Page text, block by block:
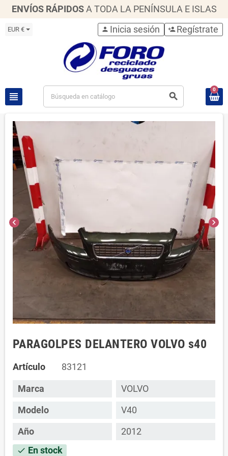
ENVÍOS RÁPIDOS A TODA LA PENÍNSULA E ISLAS
EUR €
view_headline search
person Inicia sesión person_add Regístrate
0
chevron_left chevron_right
PARAGOLPES DELANTERO VOLVO s40
Artículo 83121
Marca
VOLVO
Modelo
V40
Año
2012
check En stock